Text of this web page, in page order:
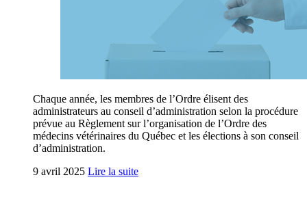
Chaque année, les membres de l’Ordre élisent des
administrateurs au conseil d’administration selon la procédure
prévue au Règlement sur l’organisation de l’Ordre des
médecins vétérinaires du Québec et les élections à son conseil
d’administration.
9 avril 2025 Lire la suite